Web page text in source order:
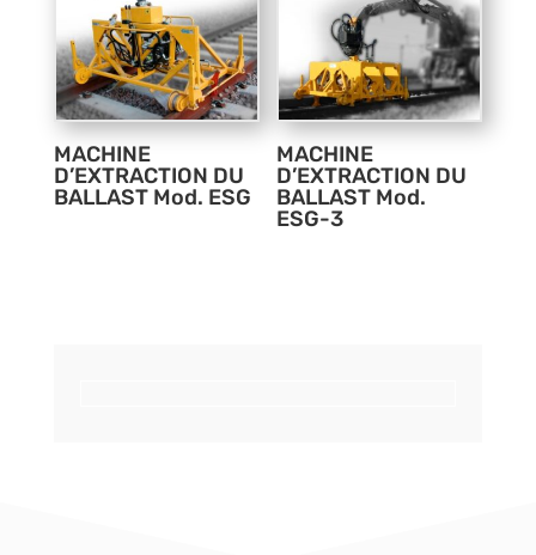
MACHINE
D’EXTRACTION DU
BALLAST Mod. ESG
MACHINE
D’EXTRACTION DU
BALLAST Mod.
ESG-3